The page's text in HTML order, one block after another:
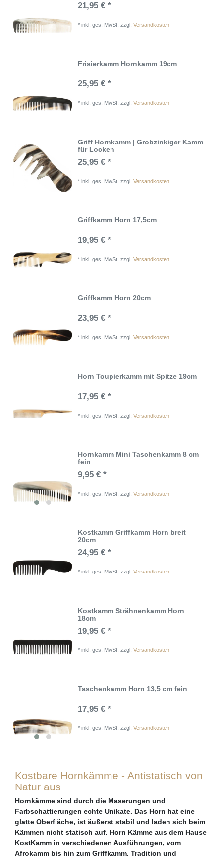
21,95 € *
*inkl. ges. MwSt. zzgl.Versandkosten
Frisierkamm Hornkamm 19cm
25,95 € *
*inkl. ges. MwSt. zzgl.Versandkosten
Griff Hornkamm | Grobzinkiger Kamm
für Locken
25,95 € *
*inkl. ges. MwSt. zzgl.Versandkosten
Griffkamm Horn 17,5cm
19,95 € *
*inkl. ges. MwSt. zzgl.Versandkosten
Griffkamm Horn 20cm
23,95 € *
*inkl. ges. MwSt. zzgl.Versandkosten
Horn Toupierkamm mit Spitze 19cm
17,95 € *
*inkl. ges. MwSt. zzgl.Versandkosten
Hornkamm Mini Taschenkamm 8 cm
fein
9,95 € *
*inkl. ges. MwSt. zzgl.Versandkosten
Kostkamm Griffkamm Horn breit
20cm
24,95 € *
*inkl. ges. MwSt. zzgl.Versandkosten
Kostkamm Strähnenkamm Horn
18cm
19,95 € *
*inkl. ges. MwSt. zzgl.Versandkosten
Taschenkamm Horn 13,5 cm fein
17,95 € *
*inkl. ges. MwSt. zzgl.Versandkosten
Kostbare Hornkämme - Antistatisch von
Natur aus
Hornkämme sind durch die Maserungen und
Farbschattierungen echte Unikate. Das Horn hat eine
glatte Oberfläche, ist äußerst stabil und laden sich beim
Kämmen nicht statisch auf. Horn Kämme aus dem Hause
KostKamm in verschiedenen Ausführungen, vom
Afrokamm bis hin zum Griffkamm. Tradition und